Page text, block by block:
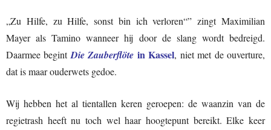
„Zu Hilfe, zu Hilfe, sonst bin ich verloren“” zingt Maximilian
Mayer als Tamino wanneer hij door de slang wordt bedreigd.
Daarmee begint Die Zauberflöte in Kassel, niet met de ouverture,
dat is maar ouderwets gedoe.
Wij hebben het al tientallen keren geroepen: de waanzin van de
regietrash heeft nu toch wel haar hoogtepunt bereikt. Elke keer